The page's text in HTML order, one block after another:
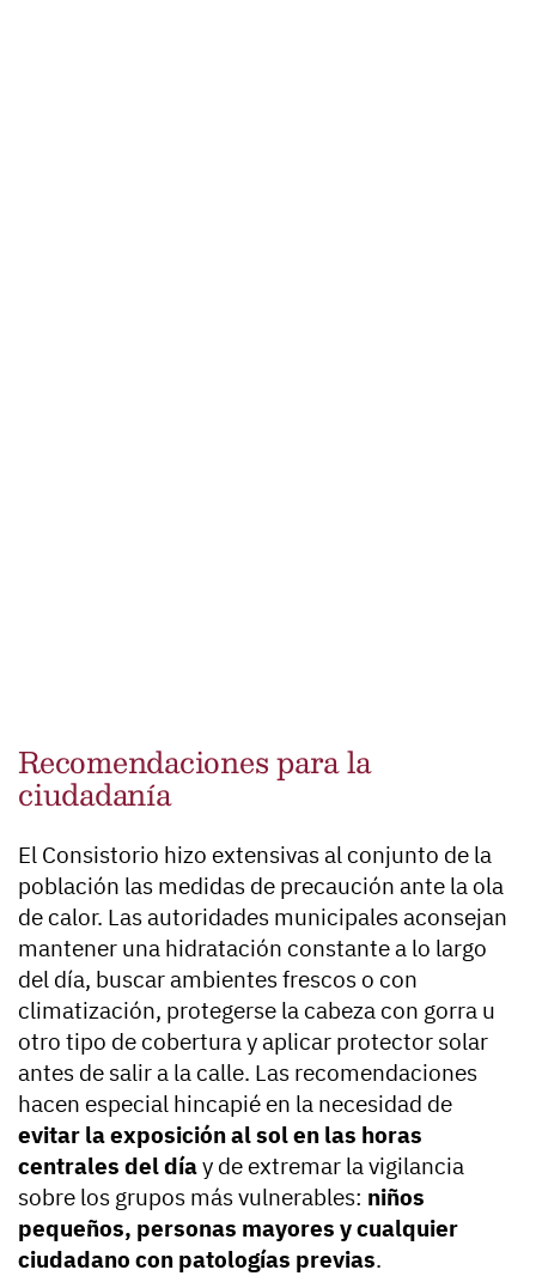
Recomendaciones para la
ciudadanía
El Consistorio hizo extensivas al conjunto de la
población las medidas de precaución ante la ola
de calor. Las autoridades municipales aconsejan
mantener una hidratación constante a lo largo
del día, buscar ambientes frescos o con
climatización, protegerse la cabeza con gorra u
otro tipo de cobertura y aplicar protector solar
antes de salir a la calle. Las recomendaciones
hacen especial hincapié en la necesidad de
evitar la exposición al sol en las horas
centrales del díay de extremar la vigilancia
sobre los grupos más vulnerables: niños
pequeños, personas mayores y cualquier
ciudadano con patologías previas.